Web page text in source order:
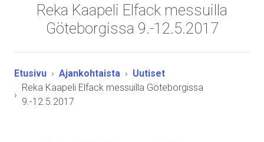
Reka Kaapeli Elfack messuilla
Göteborgissa 9.-12.5.2017
Etusivu Ajankohtaista
Uutiset
Reka Kaapeli Elfack messuilla Göteborgissa
9.-12.5.2017